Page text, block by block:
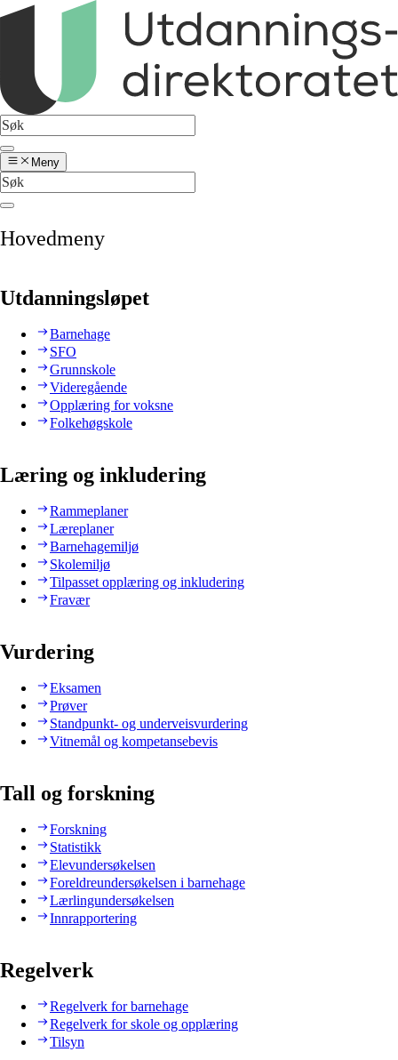
Meny
Hovedmeny
Utdanningsløpet
Barnehage
SFO
Grunnskole
Videregående
Opplæring for voksne
Folkehøgskole
Læring og inkludering
Rammeplaner
Læreplaner
Barnehagemiljø
Skolemiljø
Tilpasset opplæring og inkludering
Fravær
Vurdering
Eksamen
Prøver
Standpunkt- og underveisvurdering
Vitnemål og kompetansebevis
Tall og forskning
Forskning
Statistikk
Elevundersøkelsen
Foreldreundersøkelsen i barnehage
Lærlingundersøkelsen
Innrapportering
Regelverk
Regelverk for barnehage
Regelverk for skole og opplæring
Tilsyn